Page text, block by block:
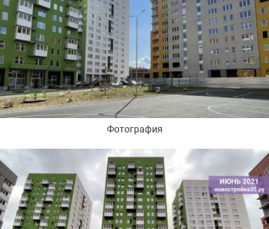
Фотография